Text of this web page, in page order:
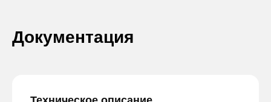
Документация